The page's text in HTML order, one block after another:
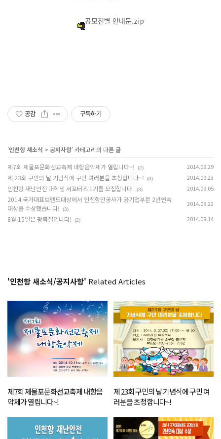
공모전별 안내문.zip
공감 구독하기
'인천항 새소식 > 공지사항' 카테고리의 다른 글
제7회 제물포문화선교축제 내항음악제가 열립니다~! (2) 2014.09.29
제 23회 구민의 날 기념식에 구민 여러분을 초청합니다~! (0) 2014.09.23
인천항 재난안전 대학생 서포터즈 1기를 모집합니다. (3) 2014.09.05
2014 국가대표브랜드대상에서 인천항만공사가 공기업부문 2년연속
대상을 수상했습니다!
(3)
2014.08.22
8월 15일은 광복절입니다! (2) 2014.08.14
'인천항 새소식/공지사항' Related Articles
제7회 제물포문화선교축제 내항음
악제가 열립니다~!
제 23회 구민의 날 기념식에 구민 여
러분을 초청합니다~!